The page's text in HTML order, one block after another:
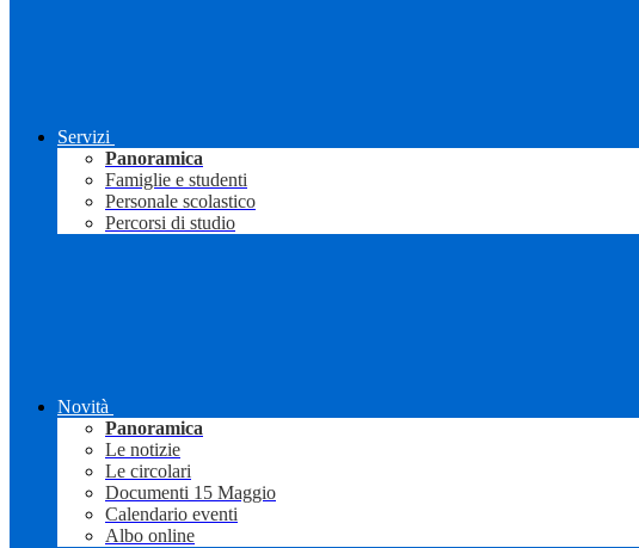
Servizi
Panoramica
Famiglie e studenti
Personale scolastico
Percorsi di studio
Novità
Panoramica
Le notizie
Le circolari
Documenti 15 Maggio
Calendario eventi
Albo online